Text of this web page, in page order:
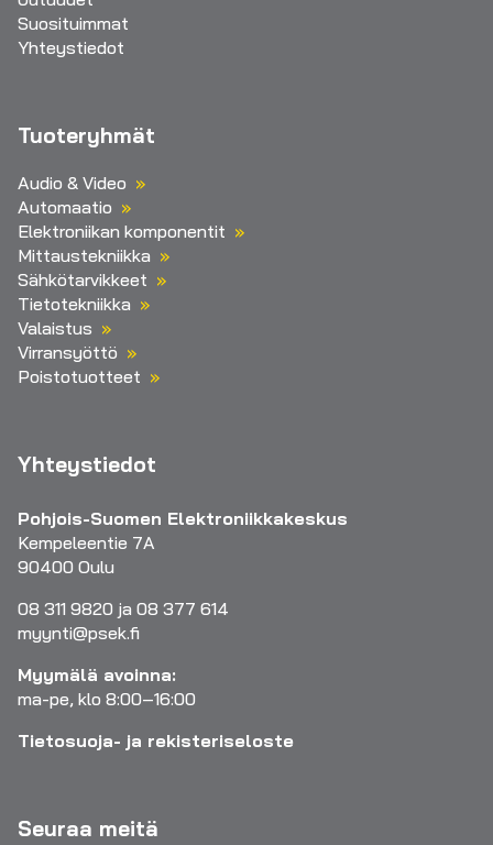
Suosituimmat
Yhteystiedot
Tuoteryhmät
Audio & Video
Automaatio
Elektroniikan komponentit
Mittaustekniikka
Sähkötarvikkeet
Tietotekniikka
Valaistus
Virransyöttö
Poistotuotteet
Yhteystiedot
Pohjois-Suomen Elektroniikkakeskus
Kempeleentie 7A
90400 Oulu
08 311 9820 ja 08 377 614
myynti@psek.fi
Myymälä avoinna:
ma-pe, klo 8:00–16:00
Tietosuoja- ja rekisteriseloste
Seuraa meitä